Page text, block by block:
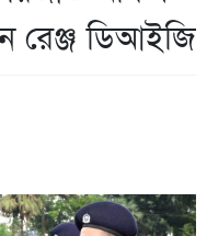
রেঞ্জ ডিআইজি